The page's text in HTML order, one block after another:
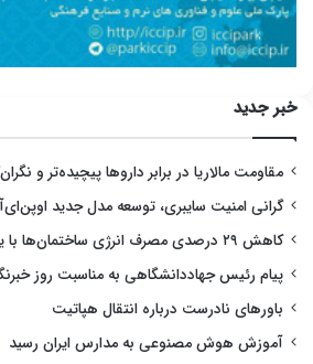
خبر جدید
مقاومت مالاریا در برابر داروها پیچیده‌تر و
گرانی امنیت سایبری، توسعه مدل جدید
کاهش ۲۹ درصدی مصرف انرژی ساختمان‌ها با یک طراحی هوشمند
پیام رئیس جهاددانشگاهی به مناسبت روز
باورهای نادرست درباره انتقال هپاتیت
آموزش هوش مصنوعی به مدارس ایران رسید